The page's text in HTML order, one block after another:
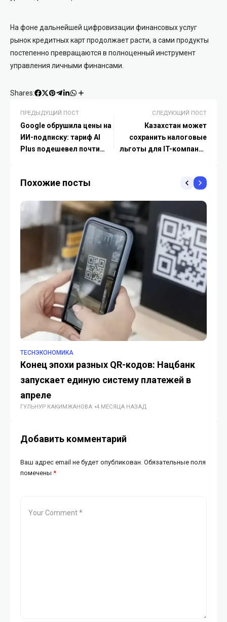
На фоне дальнейшей цифровизации финансовых услуг
рынок кредитных карт продолжает расти, а сами продукты
постепенно превращаются в полноценный инструмент
управления личными финансами.
Shares:
ПРЕДЫДУЩИЙ ПОСТ
Google обрушила цены на
ИИ-подписку: тариф AI
Plus подешевел почти
СЛЕДУЮЩИЙ ПОСТ
Казахстан может
сохранить налоговые
льготы для IT-компаний
Похожие посты
TECHЭКОНОМИКА
Конец эпохи разных QR-кодов: Нацбанк
запускает единую систему платежей в
апреле
ГУЛЬНУР КАКИМЖАНОВА 4 МЕСЯЦА НАЗАД
Добавить комментарий
Ваш адрес email не будет опубликован. Обязательные поля
помечены *